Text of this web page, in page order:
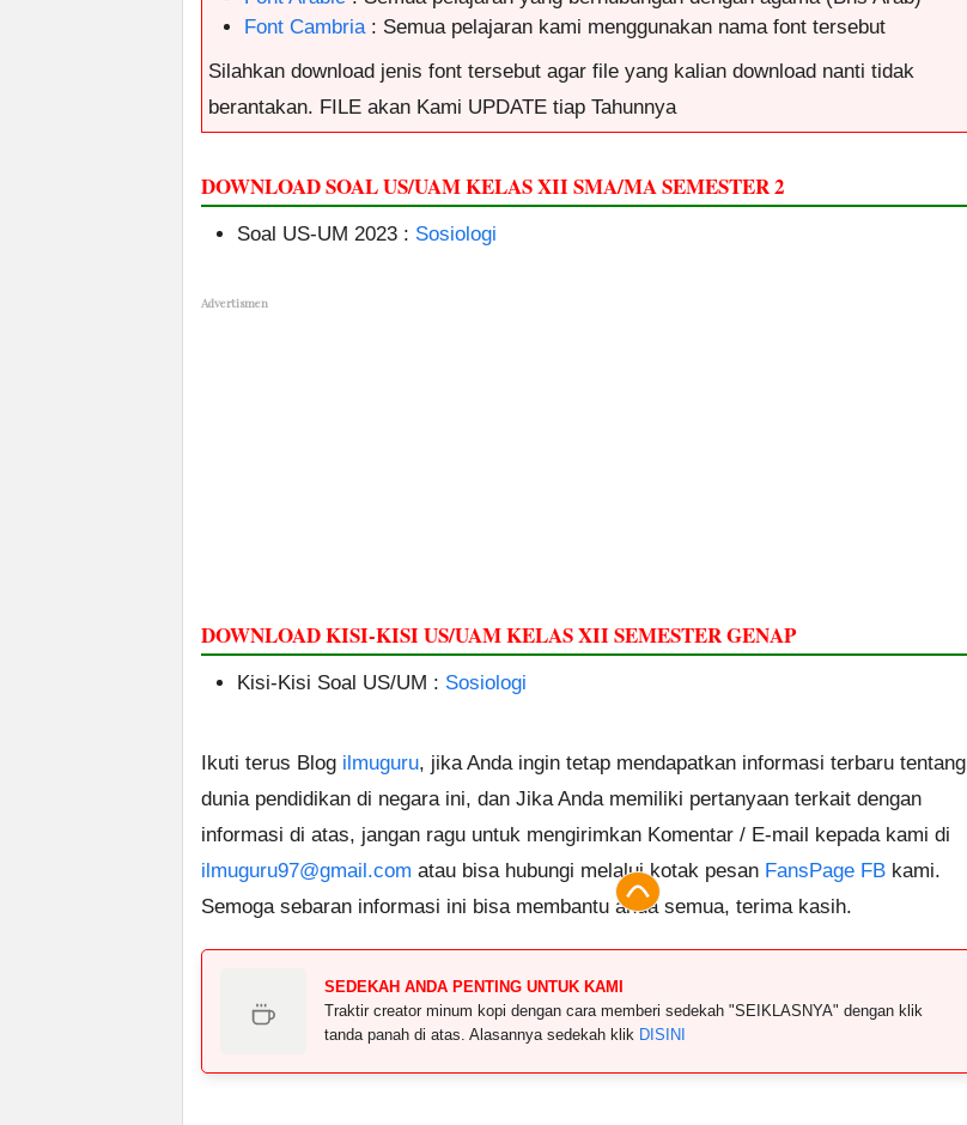
Font Cambria: Semua pelajaran kami menggunakan nama font tersebut
Silahkan download jenis font tersebut agar file yang kalian download nanti tidak
berantakan. FILE akan Kami UPDATE tiap Tahunnya
DOWNLOAD SOAL US/UAM KELAS XII SMA/MA SEMESTER 2
Soal US-UM 2023 : Sosiologi
Advertismen
DOWNLOAD KISI-KISI US/UAM KELAS XII SEMESTER GENAP
Kisi-Kisi Soal US/UM : Sosiologi
Ikuti terus Blog ilmuguru, jika Anda ingin tetap mendapatkan informasi terbaru tentang
dunia pendidikan di negara ini, dan Jika Anda memiliki pertanyaan terkait dengan
informasi di atas, jangan ragu untuk mengirimkan Komentar / E-mail kepada kami di
ilmuguru97@gmail.com atau bisa hubungi melalui kotak pesan FansPage FB kami.
Semoga sebaran informasi ini bisa membantu anda semua, terima kasih.
SEDEKAH ANDA PENTING UNTUK KAMI
Traktir creator minum kopi dengan cara memberi sedekah "SEIKLASNYA" dengan klik
tanda panah di atas. Alasannya sedekah klik DISINI